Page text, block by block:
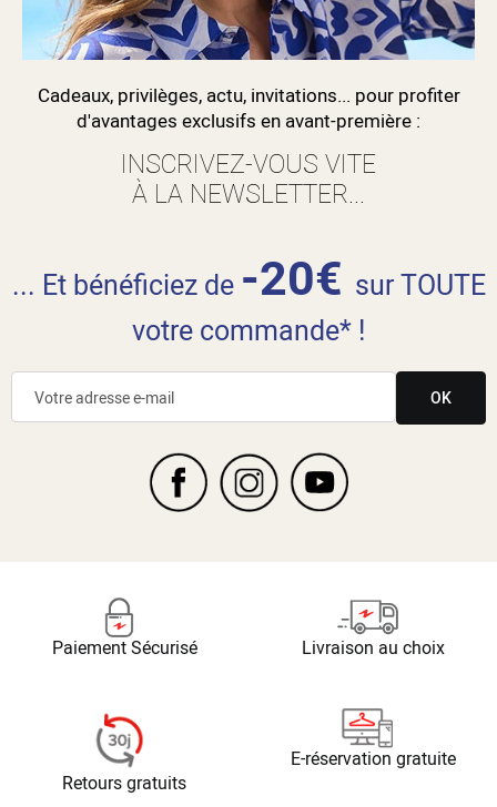
Cadeaux, privilèges, actu, invitations... pour profiter
d'avantages exclusifs en avant-première :
INSCRIVEZ-VOUS VITE
À LA NEWSLETTER...
... Et bénéficiez de -20€ sur TOUTE
votre commande* !
OK
Paiement Sécurisé Livraison au choix
Retours gratuits
E-réservation gratuite